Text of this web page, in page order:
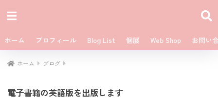
ホーム プロフィール Blog List 個展 Web Shop お問い
ホーム ブログ
電子書籍の英語版を出版します